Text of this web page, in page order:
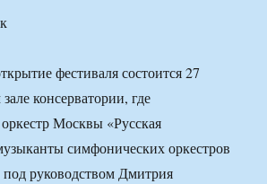
фестиваля состоится 27
консерватории, где
Москвы «Русская
симфонических оркестров
руководством Дмитрия